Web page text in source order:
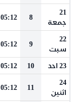
21
جمعة
8
05:12
22
سبت
9
05:12
23 احد 10
05:12
24
اثنين
11
05:12